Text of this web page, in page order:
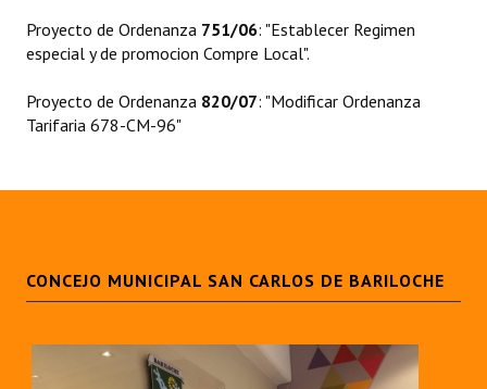
Reglamento Interno
Digesto
DOCUMENTOS
Proyectos Presentados
Actas de Sesión
Proyecto de Ordenanza 751/06: "Establecer Regimen
especial y de promocion Compre Local".
Proyecto de Ordenanza 820/07: "Modificar Ordenanza
Tarifaria 678-CM-96"
CONCEJO MUNICIPAL SAN CARLOS DE BARILOCHE